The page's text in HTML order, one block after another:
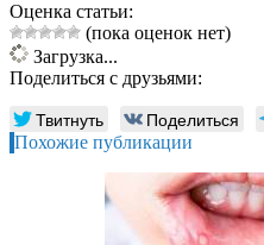
Оценка статьи:
(пока оценок нет)
Загрузка...
Поделиться с друзьями:
Твитнуть Поделиться
Похожие публикации